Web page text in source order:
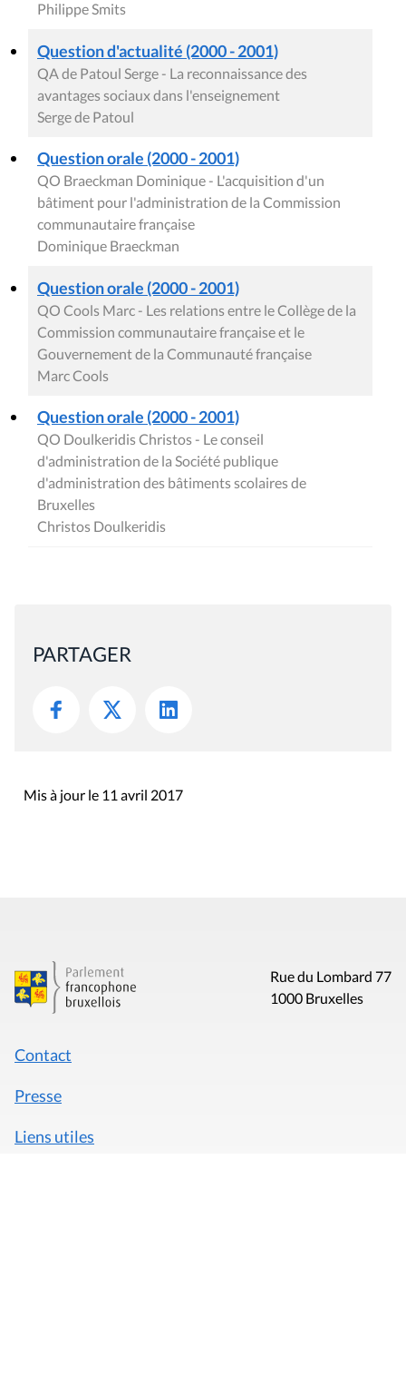
Philippe Smits
Question d'actualité (2000 - 2001)
QA de Patoul Serge - La reconnaissance des
avantages sociaux dans l'enseignement
Serge de Patoul
Question orale (2000 - 2001)
QO Braeckman Dominique - L'acquisition d'un
bâtiment pour l'administration de la Commission
communautaire française
Dominique Braeckman
Question orale (2000 - 2001)
QO Cools Marc - Les relations entre le Collège de la
Commission communautaire française et le
Gouvernement de la Communauté française
Marc Cools
Question orale (2000 - 2001)
QO Doulkeridis Christos - Le conseil
d'administration de la Société publique
d'administration des bâtiments scolaires de
Bruxelles
Christos Doulkeridis
PARTAGER
Mis à jour le 11 avril 2017
Rue du Lombard 77
1000 Bruxelles
Contact
Presse
Liens utiles